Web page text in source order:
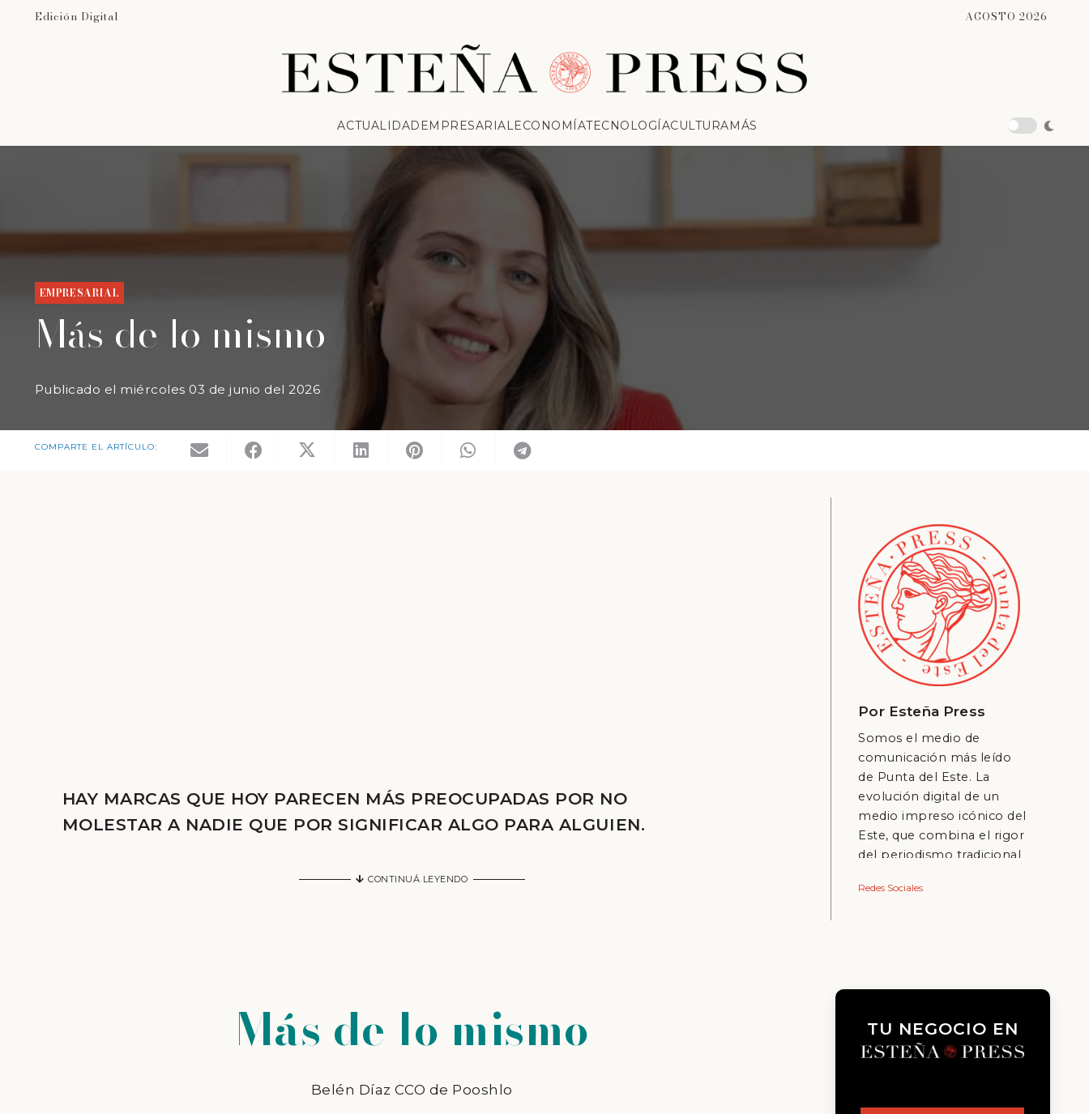
Edición Digital AGOSTO 2026
ACTUALIDAD EMPRESARIALECONOMÍATECNOLOGÍACULTURAMÁS
EMPRESARIAL
Más de lo mismo
Publicado el miércoles 03 de junio del 2026
COMPARTE EL ARTÍCULO:
HAY MARCAS QUE HOY PARECEN MÁS PREOCUPADAS POR NO
MOLESTAR A NADIE QUE POR SIGNIFICAR ALGO PARA ALGUIEN.
CONTINUÁ LEYENDO
Por Esteña Press
Somos el medio de
comunicación más leído
de Punta del Este. La
evolución digital de un
medio impreso icónico del
Este, que combina el rigor
del periodismo tradicional
mundo online.
Redes Sociales
Más de lo mismo
Belén Díaz CCO de Pooshlo
TU NEGOCIO EN